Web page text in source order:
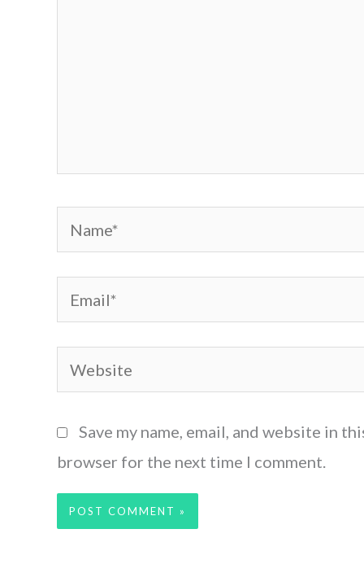
Name*
Email*
Website
Save my name, email, and website in
browser for the next time I comment.